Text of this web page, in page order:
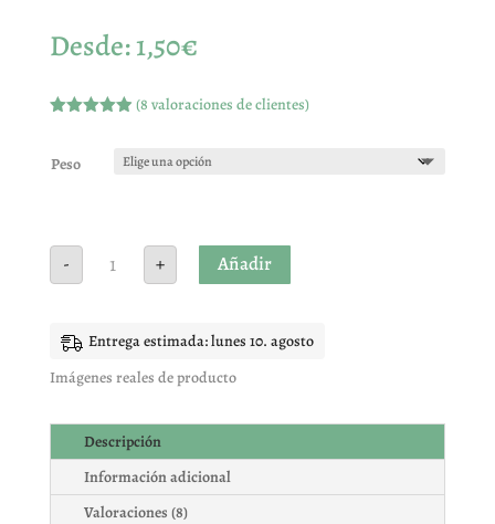
Desde:1,50€
5 en base
a
(8 valoraciones de clientes)
Peso
-
Guisantes
Secos + Añadir
Entrega estimada: lunes 10. agosto
Imágenes reales de producto
Descripción
Información adicional
Valoraciones (8)